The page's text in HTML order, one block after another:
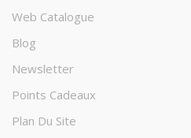
Web Catalogue
Blog
Newsletter
Points Cadeaux
Plan Du Site